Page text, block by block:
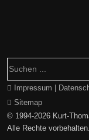
Impressum |
Sitemap
© 1994-2026 Kurt-
Alle Rechte